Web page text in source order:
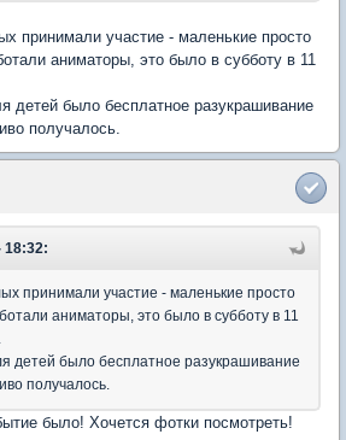
принимали участие - маленькие просто
аниматоры, это было в субботу в 11
детей было бесплатное разукрашивание
получалось.
18:32:
принимали участие - маленькие просто
аниматоры, это было в субботу в 11
детей было бесплатное разукрашивание
получалось.
было! Хочется фотки посмотреть!